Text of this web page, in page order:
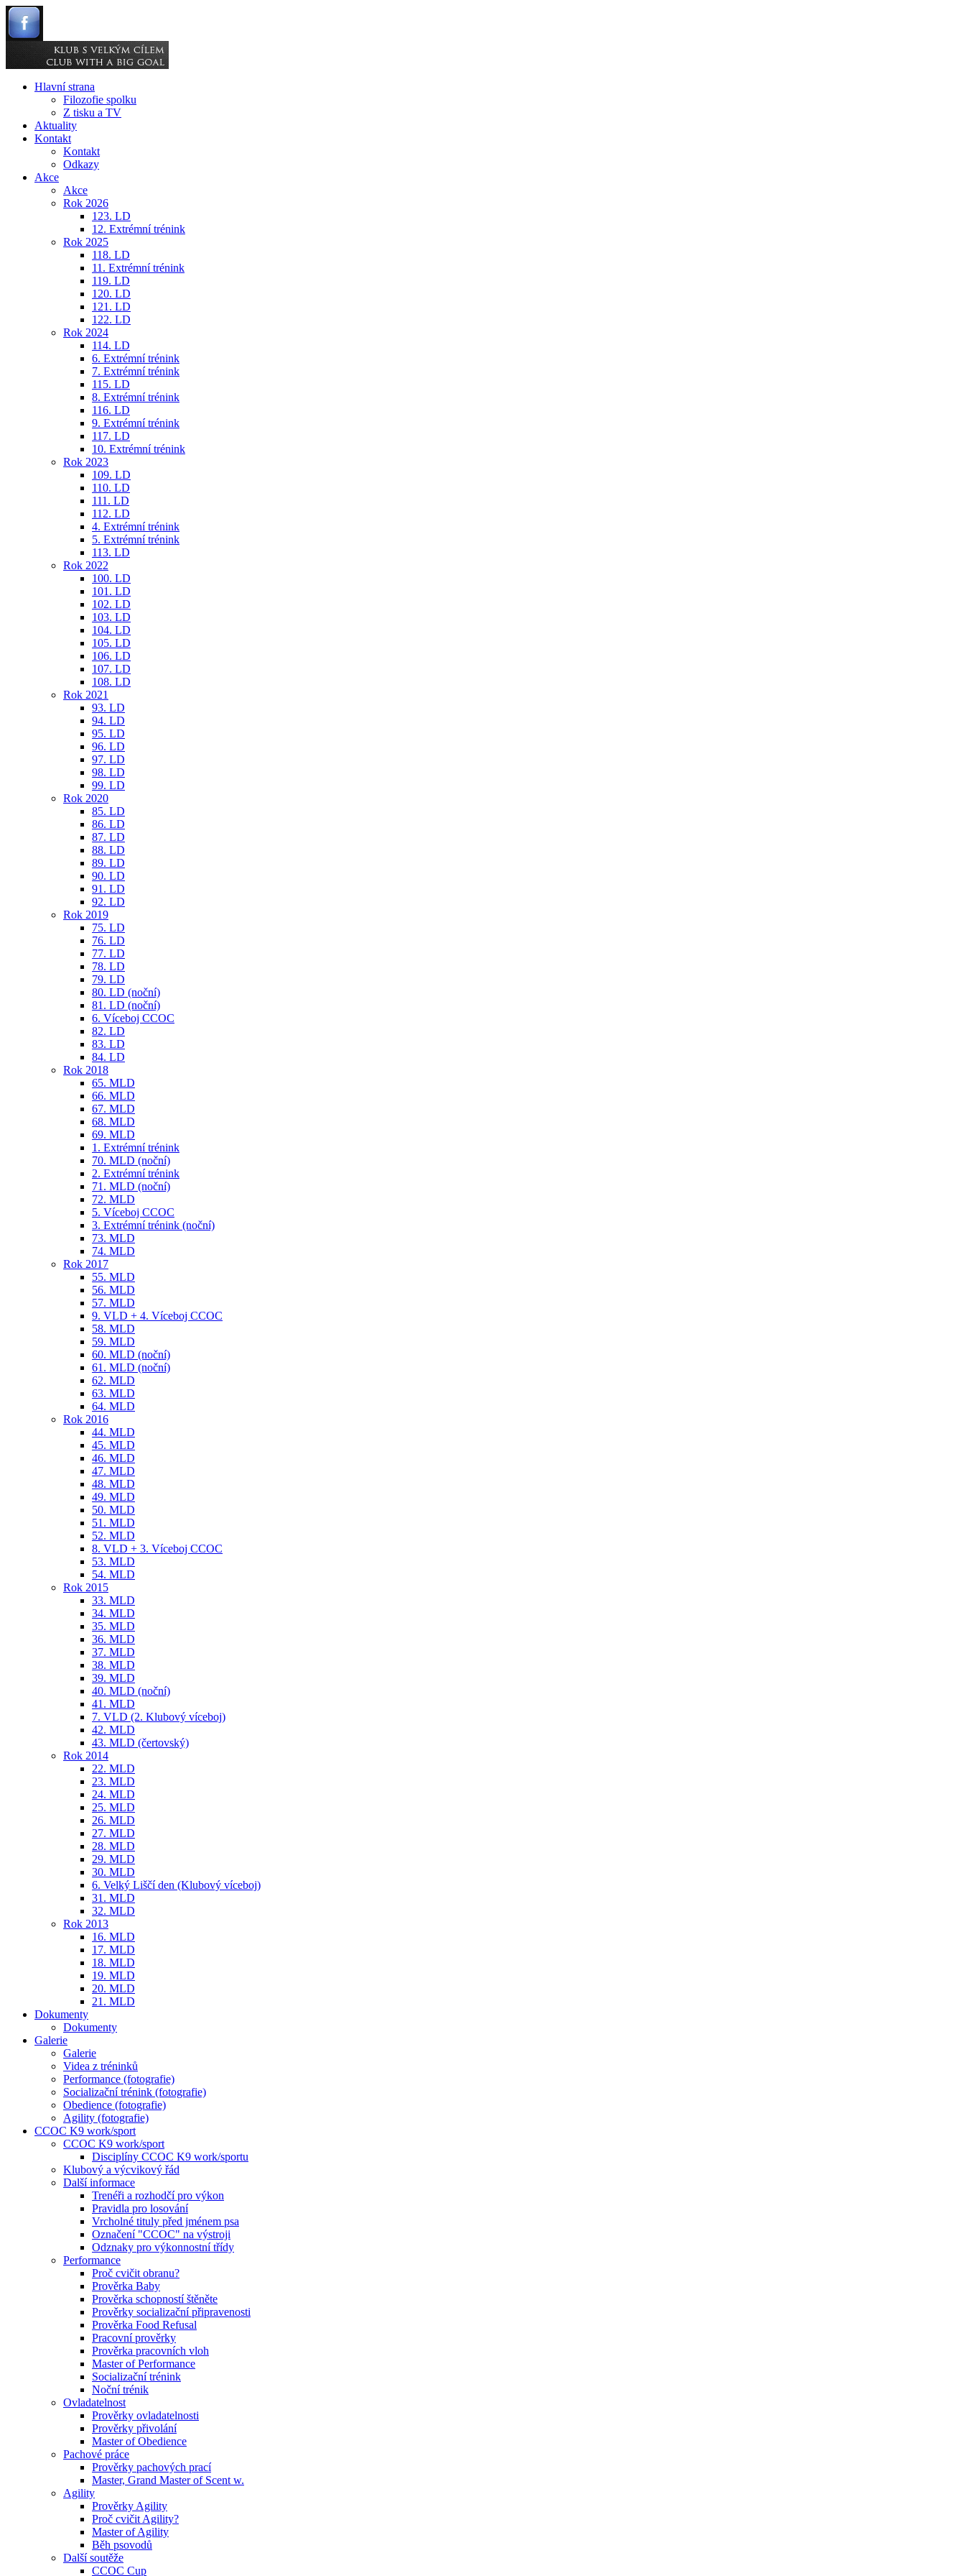
Hlavní strana
Filozofie spolku
Z tisku a TV
Aktuality
Kontakt
Kontakt
Odkazy
Akce
Akce
Rok 2026
123. LD
12. Extrémní trénink
Rok 2025
118. LD
11. Extrémní trénink
119. LD
120. LD
121. LD
122. LD
Rok 2024
114. LD
6. Extrémní trénink
7. Extrémní trénink
115. LD
8. Extrémní trénink
116. LD
9. Extrémní trénink
117. LD
10. Extrémní trénink
Rok 2023
109. LD
110. LD
111. LD
112. LD
4. Extrémní trénink
5. Extrémní trénink
113. LD
Rok 2022
100. LD
101. LD
102. LD
103. LD
104. LD
105. LD
106. LD
107. LD
108. LD
Rok 2021
93. LD
94. LD
95. LD
96. LD
97. LD
98. LD
99. LD
Rok 2020
85. LD
86. LD
87. LD
88. LD
89. LD
90. LD
91. LD
92. LD
Rok 2019
75. LD
76. LD
77. LD
78. LD
79. LD
80. LD (noční)
81. LD (noční)
6. Víceboj CCOC
82. LD
83. LD
84. LD
Rok 2018
65. MLD
66. MLD
67. MLD
68. MLD
69. MLD
1. Extrémní trénink
70. MLD (noční)
2. Extrémní trénink
71. MLD (noční)
72. MLD
5. Víceboj CCOC
3. Extrémní trénink (noční)
73. MLD
74. MLD
Rok 2017
55. MLD
56. MLD
57. MLD
9. VLD + 4. Víceboj CCOC
58. MLD
59. MLD
60. MLD (noční)
61. MLD (noční)
62. MLD
63. MLD
64. MLD
Rok 2016
44. MLD
45. MLD
46. MLD
47. MLD
48. MLD
49. MLD
50. MLD
51. MLD
52. MLD
8. VLD + 3. Víceboj CCOC
53. MLD
54. MLD
Rok 2015
33. MLD
34. MLD
35. MLD
36. MLD
37. MLD
38. MLD
39. MLD
40. MLD (noční)
41. MLD
7. VLD (2. Klubový víceboj)
42. MLD
43. MLD (čertovský)
Rok 2014
22. MLD
23. MLD
24. MLD
25. MLD
26. MLD
27. MLD
28. MLD
29. MLD
30. MLD
6. Velký Liščí den (Klubový víceboj)
31. MLD
32. MLD
Rok 2013
16. MLD
17. MLD
18. MLD
19. MLD
20. MLD
21. MLD
Dokumenty
Dokumenty
Galerie
Galerie
Videa z tréninků
Performance (fotografie)
Socializační trénink (fotografie)
Obedience (fotografie)
Agility (fotografie)
CCOC K9 work/sport
CCOC K9 work/sport
Disciplíny CCOC K9 work/sportu
Klubový a výcvikový řád
Další informace
Trenéři a rozhodčí pro výkon
Pravidla pro losování
Vrcholné tituly před jménem psa
Označení "CCOC" na výstroji
Odznaky pro výkonnostní třídy
Performance
Proč cvičit obranu?
Prověrka Baby
Prověrka schopností štěněte
Prověrky socializační připravenosti
Prověrka Food Refusal
Pracovní prověrky
Prověrka pracovních vloh
Master of Performance
Socializační trénink
Noční trénik
Ovladatelnost
Prověrky ovladatelnosti
Prověrky přivolání
Master of Obedience
Pachové práce
Prověrky pachových prací
Master, Grand Master of Scent w.
Agility
Prověrky Agility
Proč cvičit Agility?
Master of Agility
Běh psovodů
Další soutěže
CCOC Cup